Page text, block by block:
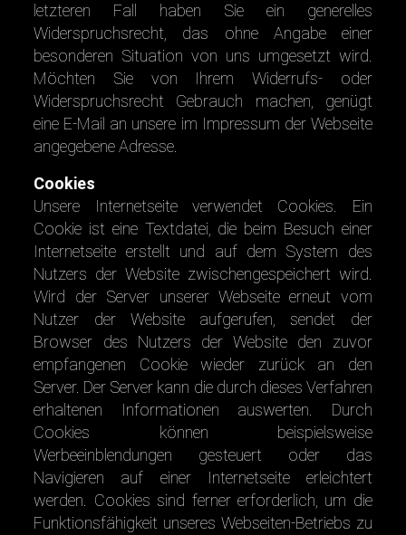
letzteren Fall haben Sie ein generelles
Widerspruchsrecht, das ohne Angabe einer
besonderen Situation von uns umgesetzt wird.
Möchten Sie von Ihrem Widerrufs- oder
Widerspruchsrecht Gebrauch machen, genügt
eine E-Mail an unsere im Impressum der Webseite
angegebene Adresse.
Cookies
Unsere Internetseite verwendet Cookies. Ein
Cookie ist eine Textdatei, die beim Besuch einer
Internetseite erstellt und auf dem System des
Nutzers der Website zwischengespeichert wird.
Wird der Server unserer Webseite erneut vom
Nutzer der Website aufgerufen, sendet der
Browser des Nutzers der Website den zuvor
empfangenen Cookie wieder zurück an den
Server. Der Server kann die durch dieses Verfahren
erhaltenen Informationen auswerten. Durch
Cookies können beispielsweise
Werbeeinblendungen gesteuert oder das
Navigieren auf einer Internetseite erleichtert
werden. Cookies sind ferner erforderlich, um die
Funktionsfähigkeit unseres Webseiten-Betriebs zu